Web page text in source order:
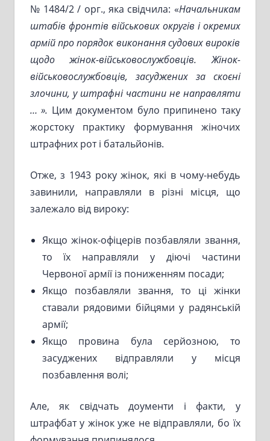
№ 1484/2 / орг., яка свідчила: «Начальникам
штабів фронтів військових округів і окремих
армій про порядок виконання судових вироків
щодо жінок-військовослужбовців. Жінок-
військовослужбовців, засуджених за скоєні
злочини, у штрафні частини не направляти
… ». Цим документом було припинено таку
жорстоку практику формування жіночих
штрафних рот і батальйонів.
Отже, з 1943 року жінок, які в чому-небудь
завинили, направляли в різні місця, що
залежало від вироку:
Якщо жінок-офіцерів позбавляли звання,
то їх направляли у діючі частини
Червоної армії із пониженням посади;
Якщо позбавляли звання, то ці жінки
ставали рядовими бійцями у радянській
армії;
Якщо провина була серйозною, то
засуджених відправляли у місця
позбавлення волі;
Але, як свідчать доументи і факти, у
штрафбат у жінок уже не відправляли, бо їх